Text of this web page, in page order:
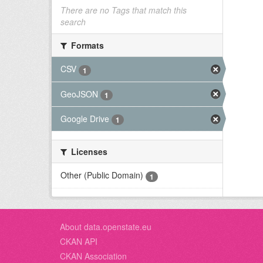
There are no Tags that match this
search
Formats
CSV
1
GeoJSON 1
Google Drive 1
Licenses
Other (Public Domain)
1
About data.openstate.eu
CKAN API
CKAN Association